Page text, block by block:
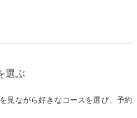
選ぶ
見ながら好きなコースを選び、予約